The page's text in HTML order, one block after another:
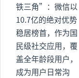
铁三角”：微信以
10.7亿的绝对优势
稳居榜首，作为国
民级社交应用，覆
盖全年龄段用户，
成为用户日常沟